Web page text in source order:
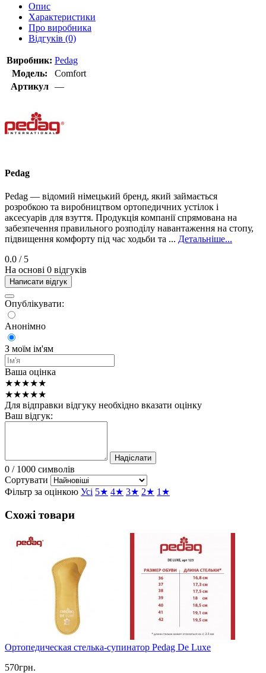
Опис
Характеристики
Про виробника
Відгуків (0)
Виробник: Pedag
Модель:
Comfort
Артикул
—
Pedag
Pedag — відомий німецький бренд, який займається
розробкою та виробництвом ортопедичних устілок і
аксесуарів для взуття. Продукція компанії спрямована на
забезпечення правильного розподілу навантаження на стопу,
підвищення комфорту під час ходьби та ... Детальніше...
0.0 / 5
На основі 0 відгуків
Написати відгук
Опублікувати:
Анонімно
З моїм ім'ям
Ваша оцінка
★★★★★
★★★★★
Для відправки відгуку необхідно вказати оцінку
Ваш відгук:
Надіслати
0 / 1000 символів
Сортувати
Фільтр за оцінкою Усі 5★ 4★ 3★ 2★ 1★
Схожі товари
Ортопедическая стелька-супинатор Pedag De Luxe
570грн.